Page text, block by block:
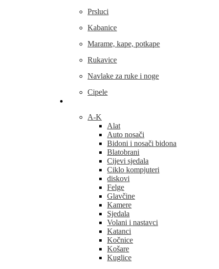
Prsluci
Kabanice
Marame, kape, potkape
Rukavice
Navlake za ruke i noge
Cipele
A-K
Alat
Auto nosači
Bidoni i nosači bidona
Blatobrani
Cijevi sjedala
Ciklo kompjuteri
diskovi
Felge
Glavčine
Kamere
Sjedala
Volani i nastavci
Katanci
Kočnice
Košare
Kuglice